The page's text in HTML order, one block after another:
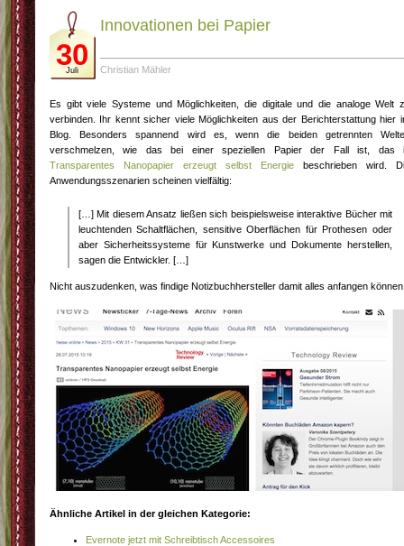
30
Juli
Innovationen bei Papier
Christian Mähler
Es gibt viele Systeme und Möglichkeiten, die digitale und die analoge Welt
verbinden. Ihr kennt sicher viele Möglichkeiten aus der Berichterstattung hier
Blog. Besonders spannend wird es, wenn die beiden getrennten
verschmelzen, wie das bei einer speziellen Papier der Fall ist, das
Transparentes Nanopapier erzeugt selbst Energie beschrieben wird.
Anwendungsszenarien scheinen vielfältig:
[…] Mit diesem Ansatz ließen sich beispielsweise interaktive Bücher mit
leuchtenden Schaltflächen, sensitive Oberflächen für Prothesen oder
aber Sicherheitssysteme für Kunstwerke und Dokumente herstellen,
sagen die Entwickler. […]
Nicht auszudenken, was findige Notizbuchhersteller damit alles anfangen
Ähnliche Artikel in der gleichen Kategorie:
Evernote jetzt mit Schreibtisch Accessoires